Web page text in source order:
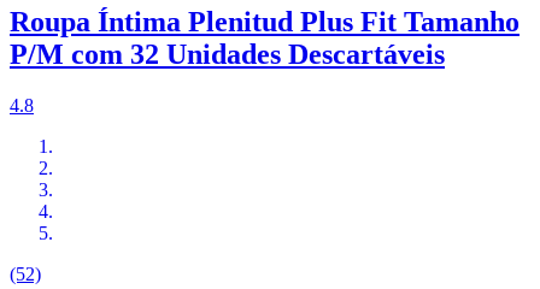
Roupa Íntima Plenitud Plus Fit Tamanho
P/M com 32 Unidades Descartáveis
4.8
(52)